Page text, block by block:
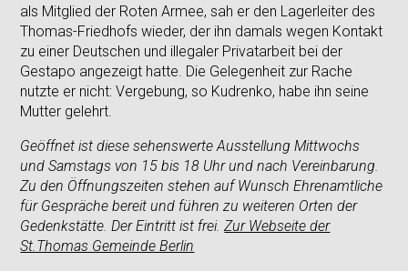
als Mitglied der Roten Armee, sah er den Lagerleiter des
Thomas-Friedhofs wieder, der ihn damals wegen Kontakt
zu einer Deutschen und illegaler Privatarbeit bei der
Gestapo angezeigt hatte. Die Gelegenheit zur Rache
nutzte er nicht: Vergebung, so Kudrenko, habe ihn seine
Mutter gelehrt.
Geöffnet ist diese sehenswerte Ausstellung Mittwochs
und Samstags von 15 bis 18 Uhr und nach Vereinbarung.
Zu den Öffnungszeiten stehen auf Wunsch Ehrenamtliche
für Gespräche bereit und führen zu weiteren Orten der
Gedenkstätte. Der Eintritt ist frei.Zur Webseite der
St.Thomas Gemeinde Berlin